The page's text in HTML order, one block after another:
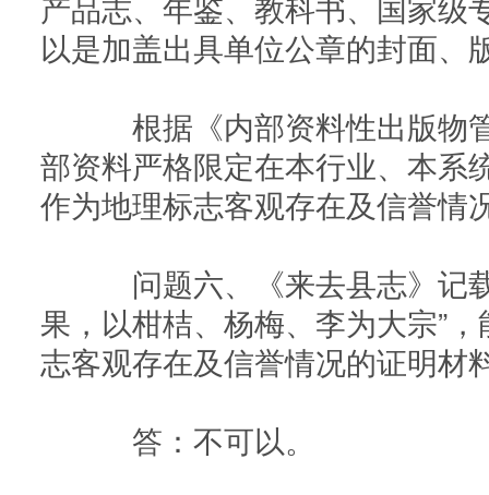
以是加盖出具单位公章的封面、
根据《内部资料性出版物
部资料严格限定在本行业、本系
作为地理标志客观存在及信誉情
问题六、《来去县志》记
果，以柑桔、杨梅、李为大宗”
志客观存在及信誉情况的证明材
答：不可以。